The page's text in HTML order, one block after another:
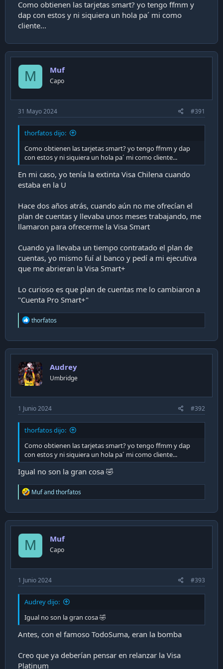
Como obtienen las tarjetas smart? yo tengo ffmm y
dap con estos y ni siquiera un hola pa´ mi como
cliente...
M Muf
Capo
31 Mayo 2024 #391
thorfatos dijo:
Como obtienen las tarjetas smart? yo tengo ffmm y dap
con estos y ni siquiera un hola pa´ mi como cliente...
En mi caso, yo tenía la extinta Visa Chilena cuando
estaba en la U
Hace dos años atrás, cuando aún no me ofrecían el
plan de cuentas y llevaba unos meses trabajando, me
llamaron para ofrecerme la Visa Smart
Cuando ya llevaba un tiempo contratado el plan de
cuentas, yo mismo fuí al banco y pedí a mi ejecutiva
que me abrieran la Visa Smart+
Lo curioso es que plan de cuentas me lo cambiaron a
"Cuenta Pro Smart+"
R
e
c
t
o
n
s
thorfatos
Audrey
Umbridge
1 Junio 2024 #392
thorfatos dijo:
Como obtienen las tarjetas smart? yo tengo ffmm y dap
con estos y ni siquiera un hola pa´ mi como cliente...
Igual no son la gran cosa 🤣
R
e
c
t
o
n
Mufandthorfatos
M Muf
Capo
1 Junio 2024 #393
Audrey dijo:
Igual no son la gran cosa 🤣
Antes, con el famoso TodoSuma, eran la bomba
Creo que ya deberían pensar en relanzar la Visa
Platinum